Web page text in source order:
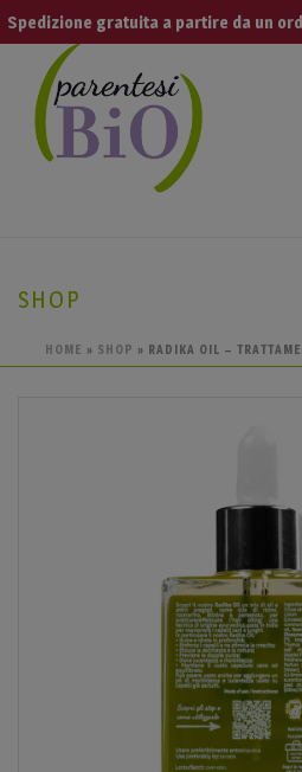
SHOP
HOME » SHOP » RADIKA OIL –
Spedizione gratuita a partire da un